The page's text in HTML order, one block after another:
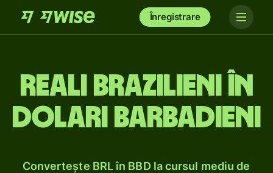
Înregistrare
Reali brazilieni în
dolari barbadieni
Convertește BRL în BBD la cursul mediu de